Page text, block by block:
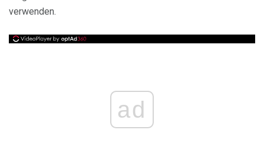
verwenden.
ad